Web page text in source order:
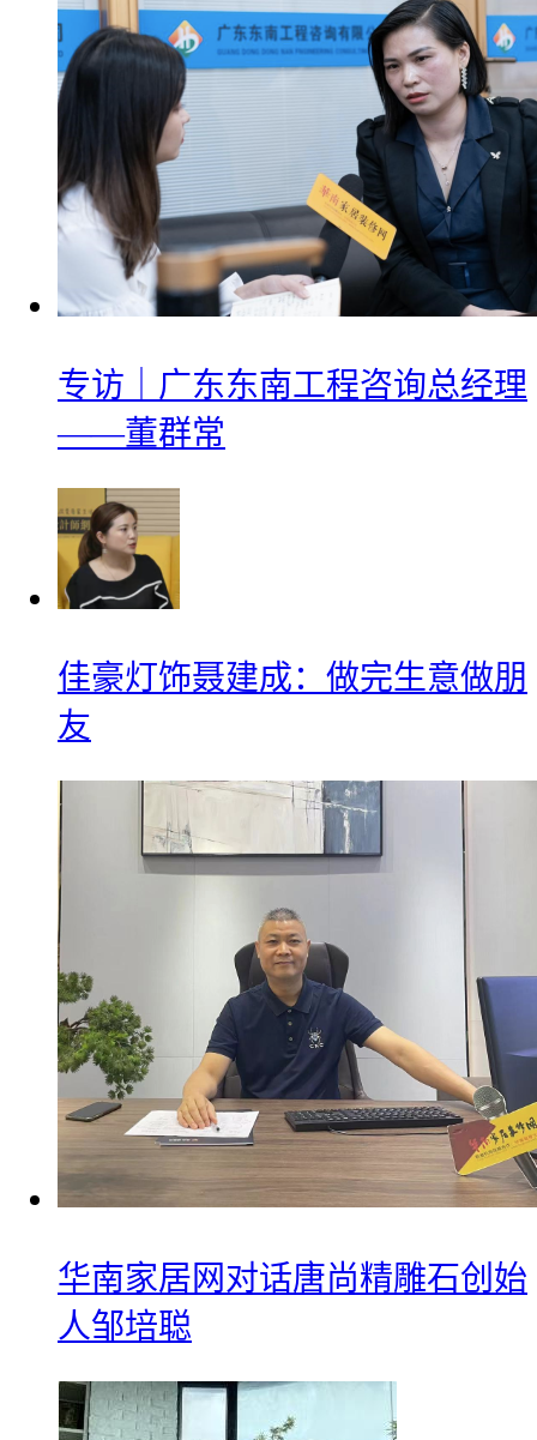
专访｜广东东南工程咨询总经理
——董群常
佳豪灯饰聂建成：做完生意做朋
友
华南家居网对话唐尚精雕石创始
人邹培聪